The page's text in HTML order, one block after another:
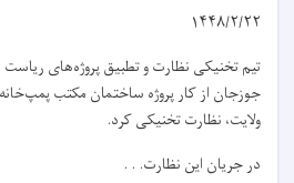
۱۴۴۸/۲/۲۲
تیم تخنیکی نظارت و تطبیق پروژه‌های
جوزجان از کار پروژه ساختمان مکتب
ولایت، نظارت تخنیکی کرد.
در جریان این نظارت. . .